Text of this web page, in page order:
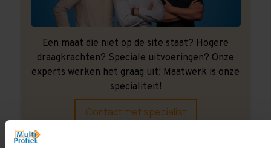
Een maat die niet op de site staat? Hogere
draagkrachten? Speciale uitvoeringen? Onze
experts werken het graag uit! Maatwerk is onze
specialiteit!
Contact met specialist